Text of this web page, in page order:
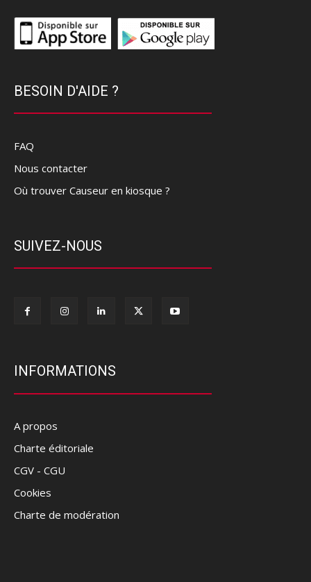
BESOIN D'AIDE ?
FAQ
Nous contacter
Où trouver Causeur en kiosque ?
SUIVEZ-NOUS
INFORMATIONS
A propos
Charte éditoriale
CGV - CGU
Cookies
Charte de modération